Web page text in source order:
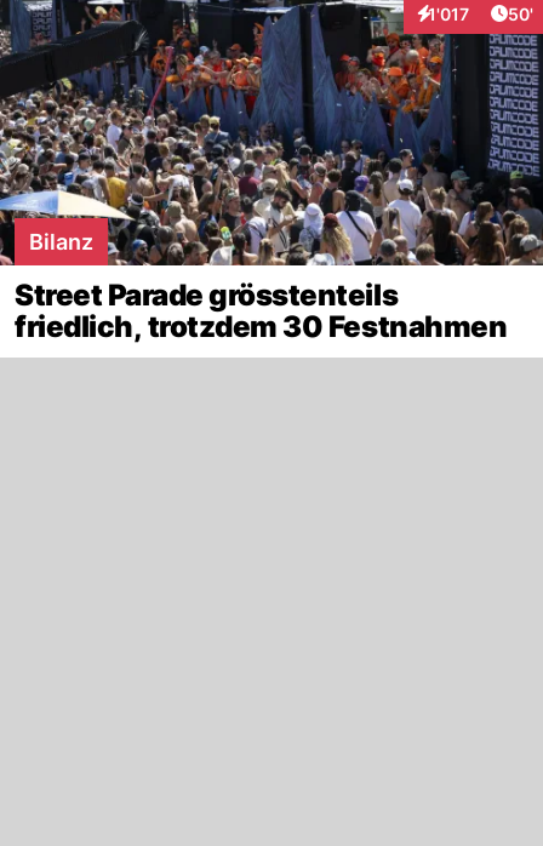
1'017
Interaktionen50'
Bilanz
Street Parade grösstenteils
friedlich, trotzdem 30 Festnahmen